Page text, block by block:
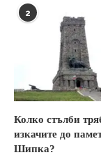
2
Колко стълби
изкачите до
Шипка?